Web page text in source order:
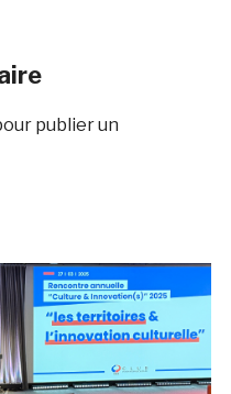
publier un